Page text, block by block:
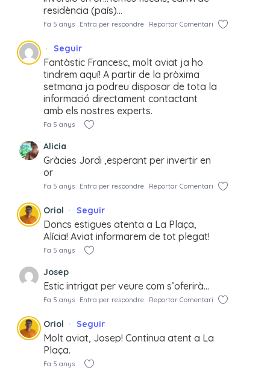
residència (país)…
Fa 5 anys Entra per respondre Reportar Comentari
Seguir
Fantàstic Francesc, molt aviat ja ho
tindrem aquí! A partir de la pròxima
setmana ja podreu disposar de tota la
informació directament contactant
amb els nostres experts.
Fa 5 anys
Alicia
Gràcies Jordi ,esperant per invertir en
or
Fa 5 anys Entra per respondre Reportar Comentari
Oriol Seguir
Doncs estigues atenta a La Plaça,
Alícia! Aviat informarem de tot plegat!
Fa 5 anys
Josep
Estic intrigat per veure com s’oferirà…
Fa 5 anys Entra per respondre Reportar Comentari
Oriol Seguir
Molt aviat, Josep! Continua atent a La
Plaça.
Fa 5 anys